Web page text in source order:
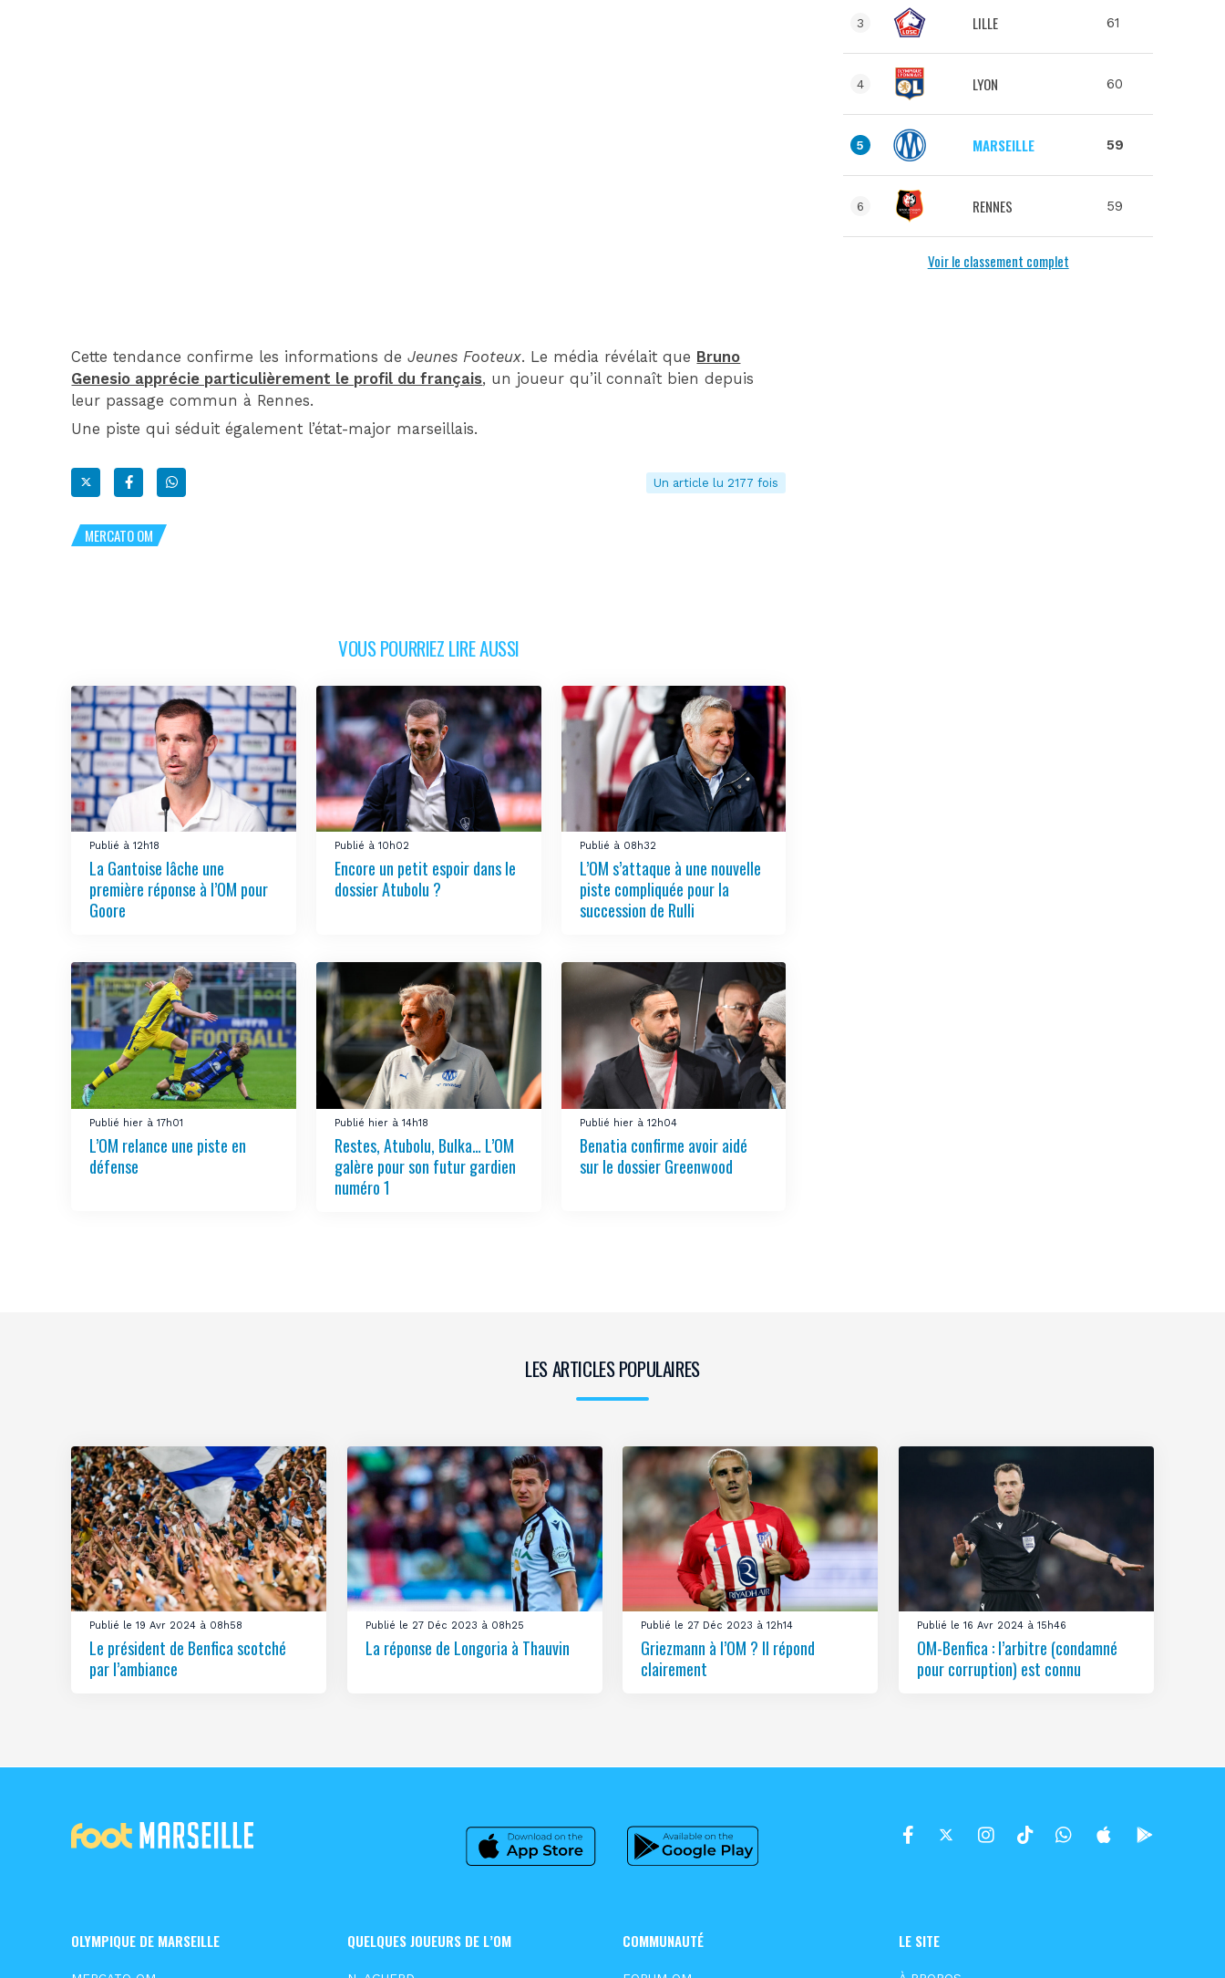
Cette tendance confirme les informations deJeunes Footeux. Le média révélait que Bruno
Genesio apprécie particulièrement le profil du français, un joueur qu’il connaît bien depuis
leur passage commun à Rennes.
Une piste qui séduit également l’état-major marseillais.
Un article lu 2177 fois
MERCATO OM
VOUS POURRIEZ LIRE AUSSI
Publié à 12h18
La Gantoise lâche une
première réponse à l’OM pour
Goore
Publié à 10h02
Encore un petit espoir dans le
dossier Atubolu ?
Publié à 08h32
L’OM s’attaque à une nouvelle
piste compliquée pour la
succession de Rulli
Publié hier à 17h01
L’OM relance une piste en
défense
Publié hier à 14h18
Restes, Atubolu, Bulka… L’OM
galère pour son futur gardien
numéro 1
Publié hier à 12h04
Benatia confirme avoir aidé
sur le dossier Greenwood
3 LILLE 61
4 LYON 60
5 MARSEILLE 59
6 RENNES 59
Voir le classement complet
LES ARTICLES POPULAIRES
Publié le 19 Avr 2024 à 08h58
Le président de Benfica scotché
par l’ambiance
Publié le 27 Déc 2023 à 08h25
La réponse de Longoria à Thauvin
Publié le 27 Déc 2023 à 12h14
Griezmann à l’OM ? Il répond
clairement
Publié le 16 Avr 2024 à 15h46
OM-Benfica : l’arbitre (condamné
pour corruption) est connu
OLYMPIQUE DE MARSEILLE QUELQUES JOUEURS DE L’OM COMMUNAUTÉ LE SITE